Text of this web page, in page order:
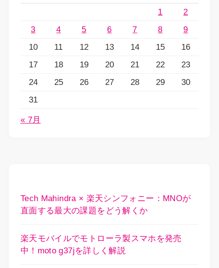
1
2
3
4 5 6 7 8
9
10
11 12 13 14 15
16
17
18 19 20 21 22
23
24
25 26 27 28 29
30
31
« 7月
Tech Mahindra × 楽天シンフォニー：MNOが
直面する最大の課題をどう解くか
楽天モバイルでモトローラ製スマホを発売
中！moto g37jを詳しく解説